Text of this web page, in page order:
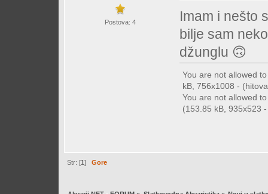
Postova: 4
Imam i nešto
bilje sam
džunglu 🙃
You are not allowed
kB, 756x1008 -
You are not allowed
(153.85 kB, 935x523
Str: [1]Gore